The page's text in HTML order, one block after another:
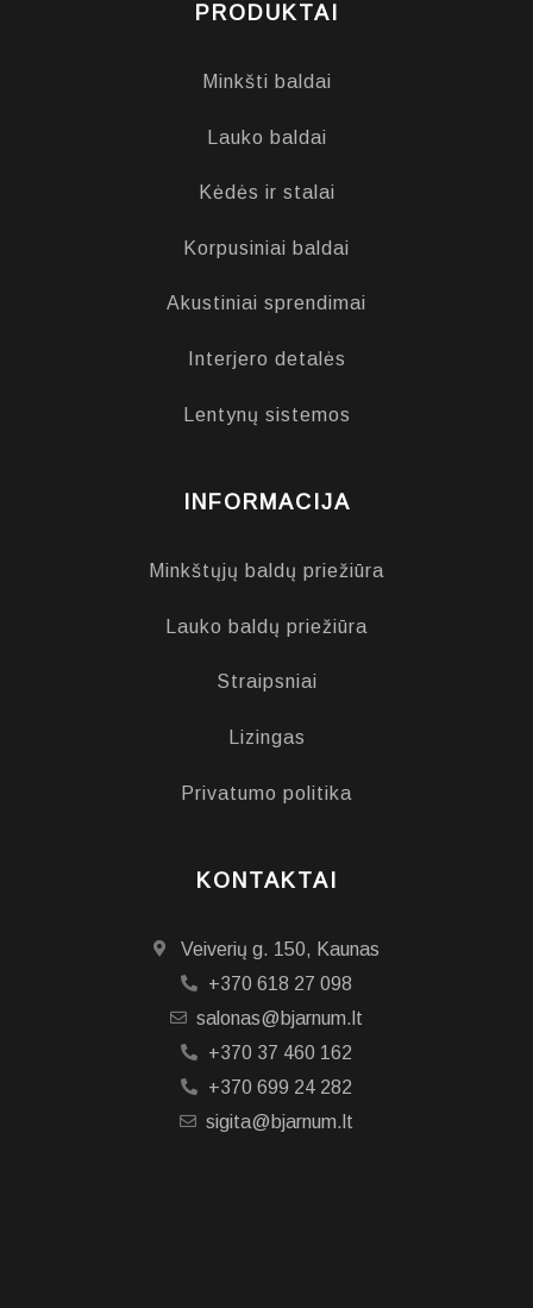
PRODUKTAI
Minkšti baldai
Lauko baldai
Kėdės ir stalai
Korpusiniai baldai
Akustiniai sprendimai
Interjero detalės
Lentynų sistemos
INFORMACIJA
Minkštųjų baldų priežiūra
Lauko baldų priežiūra
Straipsniai
Lizingas
Privatumo politika
KONTAKTAI
Veiverių g. 150, Kaunas
+370 618 27 098
salonas@bjarnum.lt
+370 37 460 162
+370 699 24 282
sigita@bjarnum.lt